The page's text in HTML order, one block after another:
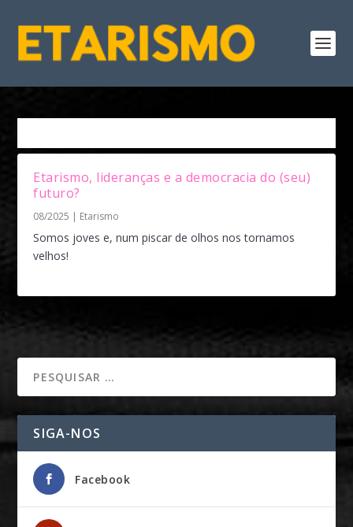
Etarismo, lideranças e a democracia do (seu)
futuro?
08/2025 | Etarismo
Somos joves e, num piscar de olhos nos tornamos
velhos!
SIGA-NOS
Facebook